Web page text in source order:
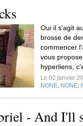
Oui il s'agit
brosse de
commencer
vous
hyperliens,
Le 02 janvier
NONE NONE
- And I'll